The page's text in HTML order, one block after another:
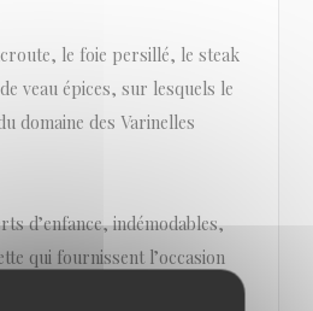
le foie persillé, le steak
veau épices, sur lesquels le
domaine des Varinelles
d’enfance, indémodables,
qui fournissent l’occasion
au guéridon, et les